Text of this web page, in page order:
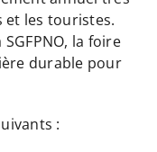
et les touristes.
la foire
durable pour
: